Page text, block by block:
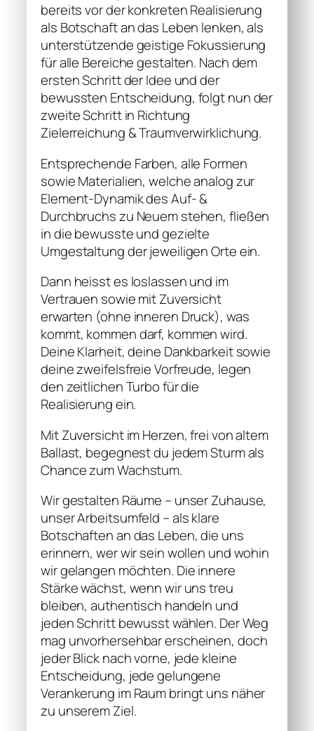
bereits vor der konkreten Realisierung
als Botschaft an das Leben lenken, als
unterstützende geistige Fokussierung
für alle Bereiche gestalten. Nach dem
ersten Schritt der Idee und der
bewussten Entscheidung, folgt nun der
zweite Schritt in Richtung
Zielerreichung & Traumverwirklichung.
Entsprechende Farben, alle Formen
sowie Materialien, welche analog zur
Element-Dynamik des Auf- &
Durchbruchs zu Neuem stehen, fließen
in die bewusste und gezielte
Umgestaltung der jeweiligen Orte ein.
Dann heisst es loslassen und im
Vertrauen sowie mit Zuversicht
erwarten (ohne inneren Druck), was
kommt, kommen darf, kommen wird.
Deine Klarheit, deine Dankbarkeit sowie
deine zweifelsfreie Vorfreude, legen
den zeitlichen Turbo für die
Realisierung ein.
Mit Zuversicht im Herzen, frei von altem
Ballast, begegnest du jedem Sturm als
Chance zum Wachstum.
Wir gestalten Räume – unser Zuhause,
unser Arbeitsumfeld – als klare
Botschaften an das Leben, die uns
erinnern, wer wir sein wollen und wohin
wir gelangen möchten. Die innere
Stärke wächst, wenn wir uns treu
bleiben, authentisch handeln und
jeden Schritt bewusst wählen. Der Weg
mag unvorhersehbar erscheinen, doch
jeder Blick nach vorne, jede kleine
Entscheidung, jede gelungene
Verankerung im Raum bringt uns näher
zu unserem Ziel.